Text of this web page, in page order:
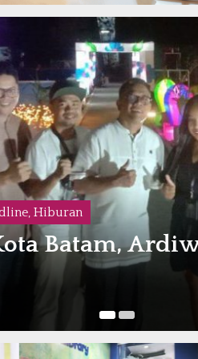
, Hiburan
Batam,